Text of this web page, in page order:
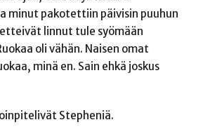
minut pakotettiin päivisin puuhun
linnut tule syömään
oli vähän. Naisen omat
minä en. Sain ehkä joskus
Stepheniä.